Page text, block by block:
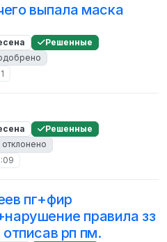
выпала маска
Решенные
Решенные
отклонено
пг+фир
правила зз
рп пм.